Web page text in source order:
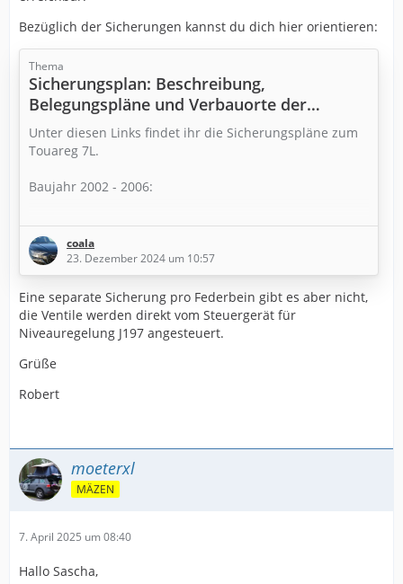
Bezüglich der Sicherungen kannst du dich hier orientieren:
Thema
Sicherungsplan: Beschreibung,
Belegungspläne und Verbauorte der
elektrischen Sicherungen und Relais im
Touareg 7L.
Unter diesen Links findet ihr die Sicherungspläne zum
Touareg 7L.
Baujahr 2002 - 2006:
https://kfz-sicherungen.com/volkswagen/tou…-2002-
2006.html
Baujahr 2006 - 2010 (GP / nach Modellpflege):
2010.html
Grüße
coala
23. Dezember 2024 um 10:57
Eine separate Sicherung pro Federbein gibt es aber nicht,
die Ventile werden direkt vom Steuergerät für
Niveauregelung J197 angesteuert.
Grüße
Robert
moeterxl
MÄZEN
7. April 2025 um 08:40
Hallo Sascha,